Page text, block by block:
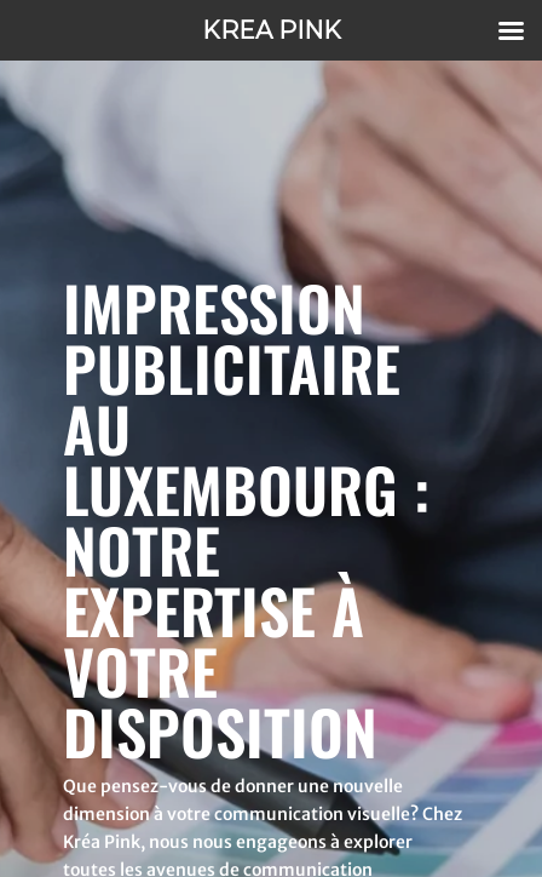
IMPRESSION
PUBLICITAIRE
AU
LUXEMBOURG :
NOTRE
EXPERTISE À
VOTRE
DISPOSITION
Que pensez-vous de donner une nouvelle
dimension à votre communication visuelle? Chez
Kréa Pink, nous nous engageons à explorer
toutes les avenues de communication
KREA PINK